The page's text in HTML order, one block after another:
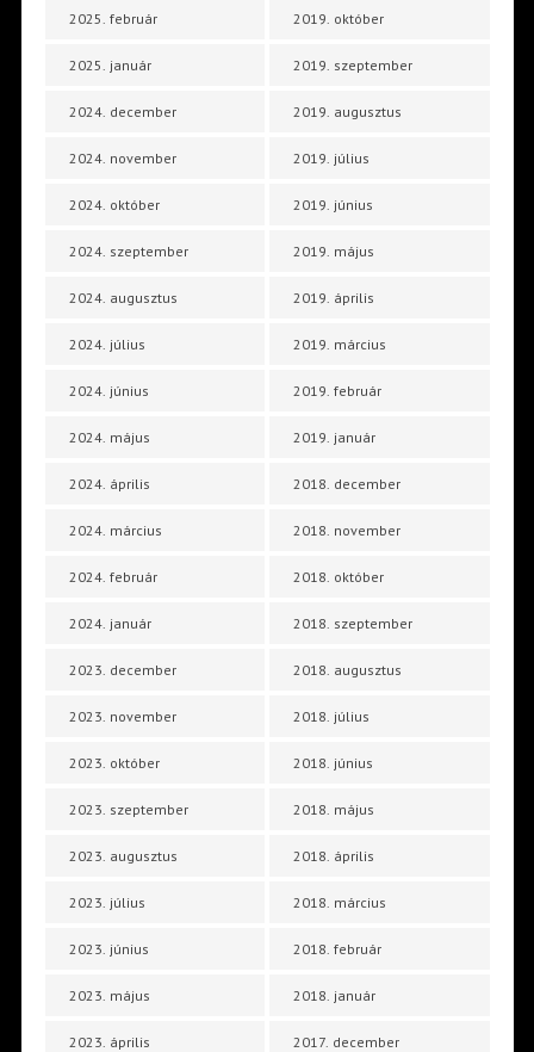
2025. február
2025. január
2024. december
2024. november
2024. október
2024. szeptember
2024. augusztus
2024. július
2024. június
2024. május
2024. április
2024. március
2024. február
2024. január
2023. december
2023. november
2023. október
2023. szeptember
2023. augusztus
2023. július
2023. június
2023. május
2023. április
2019. október
2019. szeptember
2019. augusztus
2019. július
2019. június
2019. május
2019. április
2019. március
2019. február
2019. január
2018. december
2018. november
2018. október
2018. szeptember
2018. augusztus
2018. július
2018. június
2018. május
2018. április
2018. március
2018. február
2018. január
2017. december